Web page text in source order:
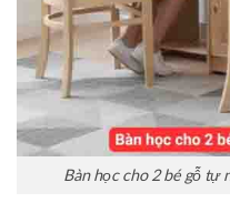
Bàn học cho 2 bé gỗ tự